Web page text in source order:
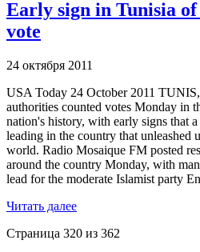
Early sign in Tunisia
vote
24 октября 2011
USA Today 24 October 2011
authorities counted votes Monday in
nation's history, with early signs that
leading in the country that unleashed
world. Radio Mosaique FM posted
around the country Monday, with
lead for the moderate Islamist party
Читать далее
Страница 320 из 362